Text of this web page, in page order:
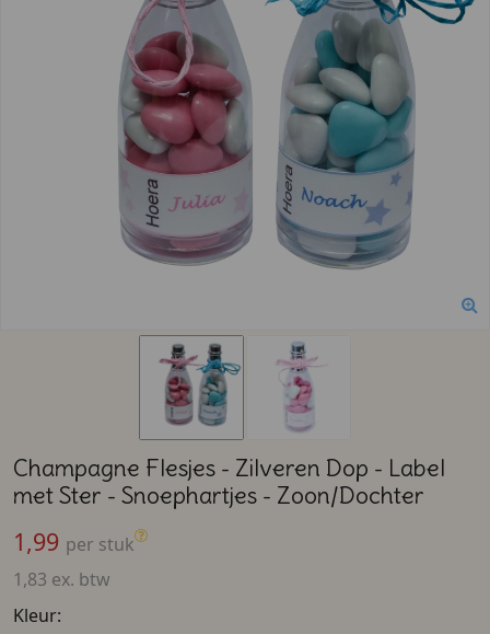
Champagne Flesjes - Zilveren Dop - Label
met Ster - Snoephartjes - Zoon/Dochter
1,99 per stuk
1,83 ex. btw
Kleur: